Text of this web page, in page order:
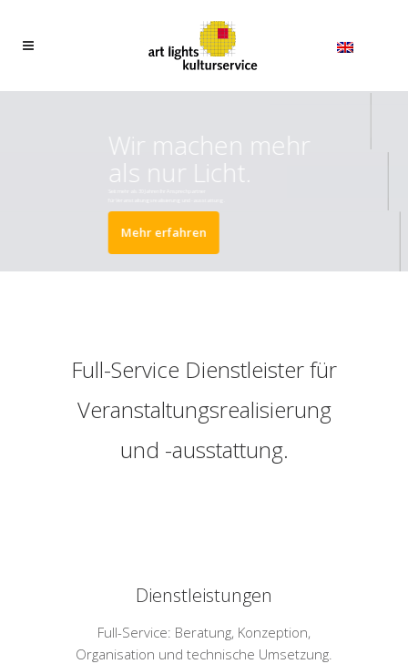
Wir machen mehr
als nur Licht.
Mehr erfahren
Full-Service Dienstleister für
Veranstaltungsrealisierung
und -ausstattung.
Dienstleistungen
Full-Service: Beratung, Konzeption,
Organisation und technische Umsetzung.